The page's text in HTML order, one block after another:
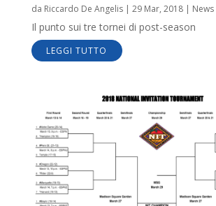
da Riccardo De Angelis| 29 Mar, 2018| News
Il punto sui tre tornei di post-season
LEGGI TUTTO